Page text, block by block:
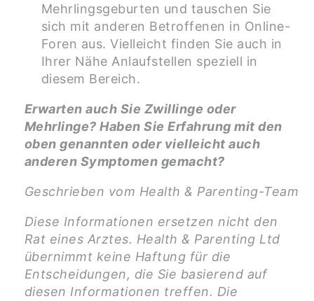
Mehrlingsgeburten und tauschen Sie
sich mit anderen Betroffenen in Online-
Foren aus. Vielleicht finden Sie auch in
Ihrer Nähe Anlaufstellen speziell in
diesem Bereich.
Erwarten auch Sie Zwillinge oder
Mehrlinge? Haben Sie Erfahrung mit den
oben genannten oder vielleicht auch
anderen Symptomen gemacht?
Geschrieben vom Health & Parenting-Team
Diese Informationen ersetzen nicht den
Rat eines Arztes. Health & Parenting Ltd
übernimmt keine Haftung für die
Entscheidungen, die Sie basierend auf
diesen Informationen treffen. Die